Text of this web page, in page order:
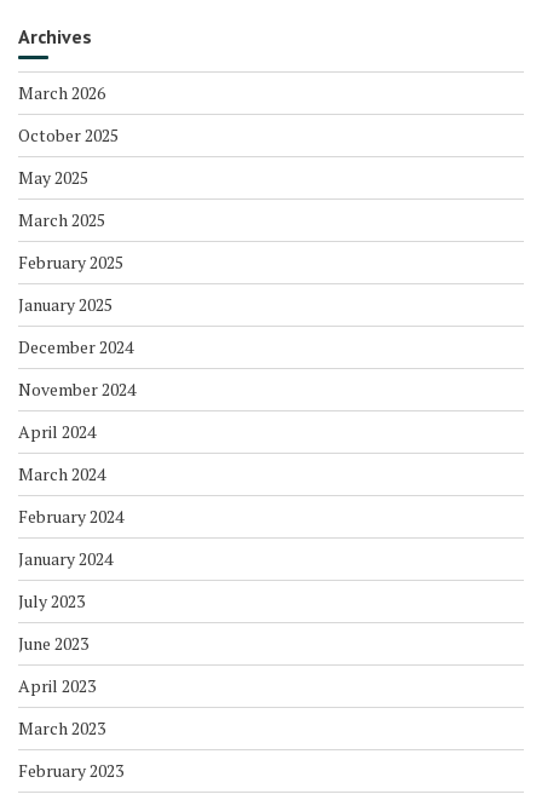
Archives
March 2026
October 2025
May 2025
March 2025
February 2025
January 2025
December 2024
November 2024
April 2024
March 2024
February 2024
January 2024
July 2023
June 2023
April 2023
March 2023
February 2023